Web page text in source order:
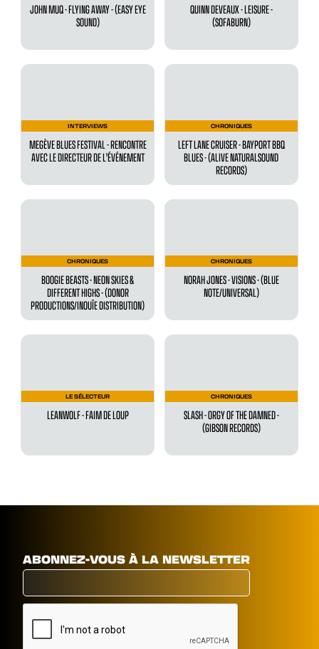
JOHN MUQ - FLYING AWAY - (EASY EYE
SOUND)
QUINN DEVEAUX - LEISURE -
(SOFABURN)
INTERVIEWS
MEGÈVE BLUES FESTIVAL - RENCONTRE
AVEC LE DIRECTEUR DE L'ÉVÉNEMENT
CHRONIQUES
LEFT LANE CRUISER - BAYPORT BBQ
BLUES - (ALIVE NATURALSOUND
RECORDS)
CHRONIQUES
BOOGIE BEASTS - NEON SKIES &
DIFFERENT HIGHS - (DONOR
PRODUCTIONS/INOUÏE DISTRIBUTION)
CHRONIQUES
NORAH JONES - VISIONS - (BLUE
NOTE/UNIVERSAL)
LE SÉLECTEUR
LEANWOLF - FAIM DE LOUP
CHRONIQUES
SLASH - ORGY OF THE DAMNED -
(GIBSON RECORDS)
ABONNEZ-VOUS À LA NEWSLETTER